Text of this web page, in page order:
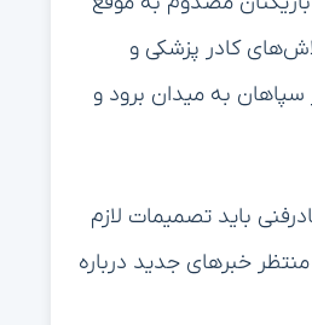
کادر پزشکی و
سپاهان به میدان برود و
باید تصمیمات لازم
خبرهای جدید درباره